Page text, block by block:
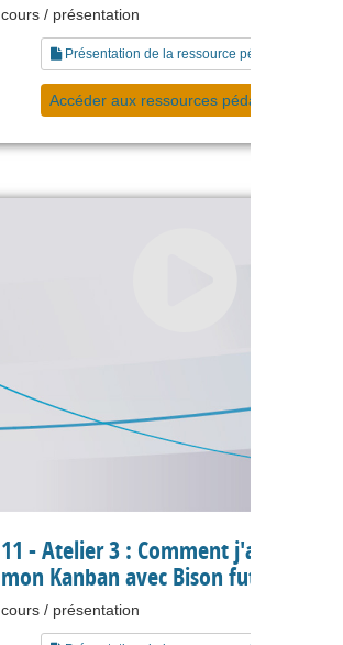
cours / présentation
Présentation de la ressource pédagogique
Accéder aux ressources pédagogiques
11 - Atelier 3 : Comment j'ai
mon Kanban avec Bison futé
cours / présentation